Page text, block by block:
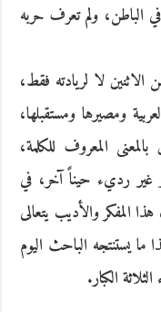
الباطن، ولم تعرف حربه
لا لريادته فقط،
ومصيرها ومستقبلها،
المعروف للكلمة،
غير رديء حيناً آخر، في
المفكر والأديب يتعالى
يستنتجه الباحث اليوم
الكبار.